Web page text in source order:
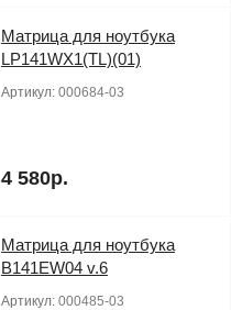
Матрица для ноутбука
LP141WX1(TL)(01)
Артикул: 000684-03
4 580р.
Матрица для ноутбука
B141EW04 v.6
Артикул: 000485-03